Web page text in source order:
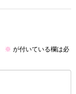
※ が付いている欄は必